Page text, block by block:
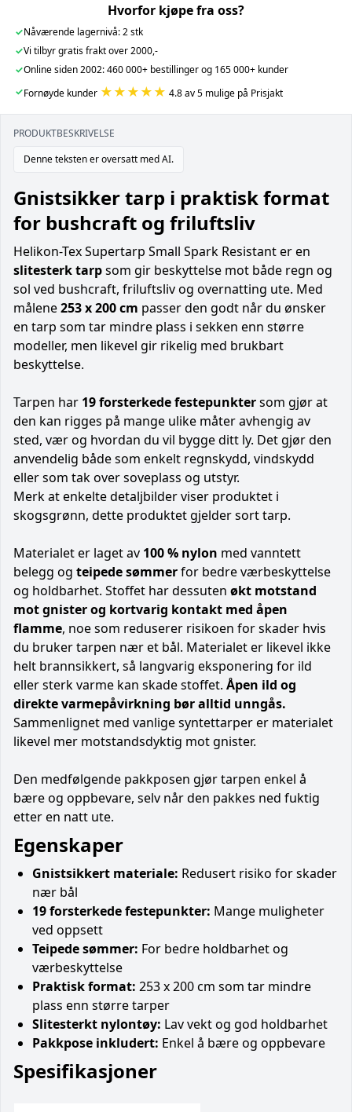
Hvorfor kjøpe fra oss?
✓Nåværende lagernivå: 2 stk
✓Vi tilbyr gratis frakt over 2000,-
✓Online siden 2002: 460 000+ bestillinger og 165 000+ kunder
✓Fornøyde kunder ★★★★★ 4.8 av 5 mulige på Prisjakt
PRODUKTBESKRIVELSE
Denne teksten er oversatt med AI.
Gnistsikker tarp i praktisk format
for bushcraft og friluftsliv
Helikon-Tex Supertarp Small Spark Resistant er en
slitesterk tarpsom gir beskyttelse mot både regn og
sol ved bushcraft, friluftsliv og overnatting ute. Med
målene253 x 200 cm passer den godt når du ønsker
en tarp som tar mindre plass i sekken enn større
modeller, men likevel gir rikelig med brukbart
beskyttelse.
Tarpen har 19 forsterkede festepunktersom gjør at
den kan rigges på mange ulike måter avhengig av
sted, vær og hvordan du vil bygge ditt ly. Det gjør den
anvendelig både som enkelt regnskydd, vindskydd
eller som tak over soveplass og utstyr.
Merk at enkelte detaljbilder viser produktet i
skogsgrønn, dette produktet gjelder sort tarp.
Materialet er laget av 100 % nylon med vanntett
belegg og teipede sømmerfor bedre værbeskyttelse
og holdbarhet. Stoffet har dessuten økt motstand
mot gnister og kortvarig kontakt med åpen
flamme, noe som reduserer risikoen for skader hvis
du bruker tarpen nær et bål. Materialet er likevel ikke
helt brannsikkert, så langvarig eksponering for ild
eller sterk varme kan skade stoffet. Åpen ild og
direkte varmepåvirkning bør alltid unngås.
Sammenlignet med vanlige syntettarper er materialet
likevel mer motstandsdyktig mot gnister.
Den medfølgende pakkposen gjør tarpen enkel å
bære og oppbevare, selv når den pakkes ned fuktig
etter en natt ute.
Egenskaper
Gnistsikkert materiale: Redusert risiko for skader
nær bål
19 forsterkede festepunkter: Mange muligheter
ved oppsett
Teipede sømmer: For bedre holdbarhet og
værbeskyttelse
Praktisk format: 253 x 200 cm som tar mindre
plass enn større tarper
Slitesterkt nylontøy: Lav vekt og god holdbarhet
Pakkpose inkludert: Enkel å bære og oppbevare
Spesifikasjoner